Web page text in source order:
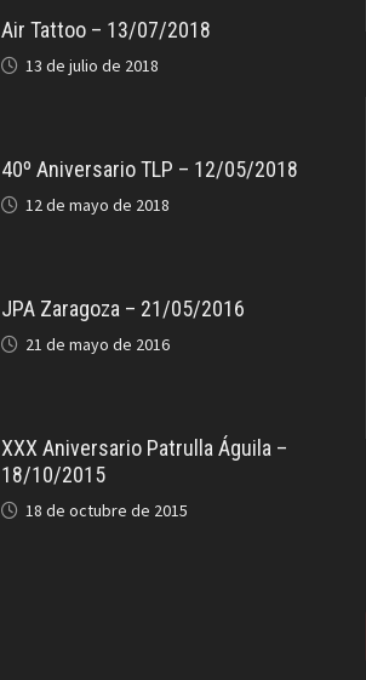
Air Tattoo – 13/07/2018
13 de julio de 2018
40º Aniversario TLP – 12/05/2018
12 de mayo de 2018
JPA Zaragoza – 21/05/2016
21 de mayo de 2016
XXX Aniversario Patrulla Águila –
18/10/2015
18 de octubre de 2015